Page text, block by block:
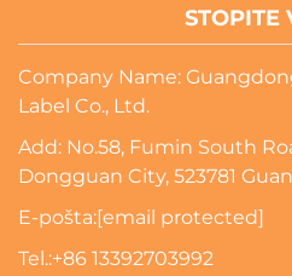
STOPITE
Company Name:
Label Co., Ltd.
Add: No.58, Fumin South
Dongguan City, 523781
E-pošta:[email protected]
Tel.:+86 13392703992